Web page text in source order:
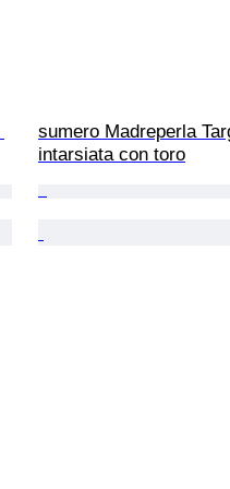
sumero Madreperla
intarsiata con toro